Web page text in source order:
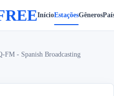
InícioEstaçõesGêneros
- Spanish Broadcasting